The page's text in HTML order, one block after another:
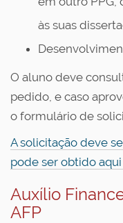
às suas
O aluno deve
pedido, e caso
o formulário de
A solicitação deve
pode ser obtido aqui
Auxílio
AFP